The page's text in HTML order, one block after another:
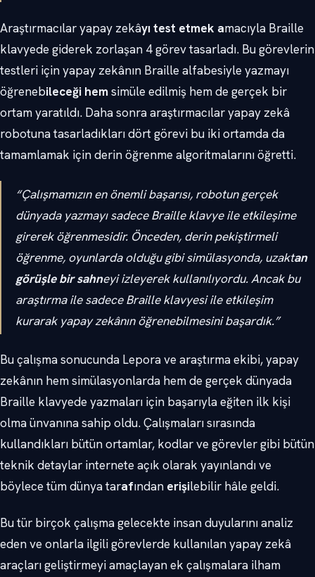
Araştırmacılar yapay zekâyı test etmek amacıyla Braille
klavyede giderek zorlaşan 4 görev tasarladı. Bu görevlerin
testleri için yapay zekânın Braille alfabesiyle yazmayı
öğrenebileceği hemsimüle edilmiş hem de gerçek bir
ortam yaratıldı. Daha sonra araştırmacılar yapay zekâ
robotuna tasarladıkları dört görevi bu iki ortamda da
tamamlamak için derin öğrenme algoritmalarını öğretti.
“Çalışmamızın en önemli başarısı, robotun gerçek
dünyada yazmayı sadece Braille klavye ile etkileşime
girerek öğrenmesidir. Önceden, derin pekiştirmeli
öğrenme, oyunlarda olduğu gibi simülasyonda, uzaktan
görüşle bir sahneyi izleyerek kullanılıyordu. Ancak bu
araştırma ile sadece Braille klavyesi ile etkileşim
kurarak yapay zekânın öğrenebilmesini başardık.”
Bu çalışma sonucunda Lepora ve araştırma ekibi, yapay
zekânın hem simülasyonlarda hem de gerçek dünyada
Braille klavyede yazmaları için başarıyla eğiten ilk kişi
olma ünvanına sahip oldu. Çalışmaları sırasında
kullandıkları bütün ortamlar, kodlar ve görevler gibi bütün
teknik detaylar internete açık olarak yayınlandı ve
böylece tüm dünya tarafından erişilebilir hâle geldi.
Bu tür birçok çalışma gelecekte insan duyularını analiz
eden ve onlarla ilgili görevlerde kullanılan yapay zekâ
araçları geliştirmeyi amaçlayan ek çalışmalara ilham